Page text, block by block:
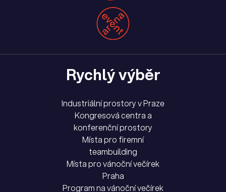
Rychlý výběr
Industriální prostory v Praze
Kongresová centra a
konferenční prostory
Místa pro firemní
teambuilding
Místa pro vánoční večírek
Praha
Program na vánoční večírek